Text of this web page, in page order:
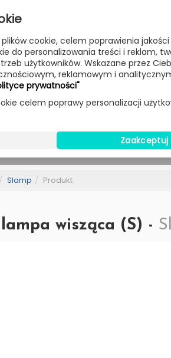
18:00
MEBLE DODATKI STREFA KLIENTA
BESTSELLER W MAGAZYNIE
Slamp Produkt
wisząca (S) -
plików cookie, celem poprawienia
do personalizowania treści i reklam,
użytkowników. Wskazane przez
reklamowym i
prywatności"
celem poprawy personalizacji
Zaakceptuj